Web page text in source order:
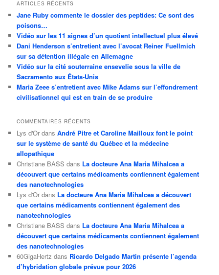
ARTICLES RÉCENTS
Jane Ruby commente le dossier des peptides: Ce sont des
poisons…
Vidéo sur les 11 signes d’un quotient intellectuel plus élevé
Dani Henderson s’entretient avec l’avocat Reiner Fuellmich
sur sa détention illégale en Allemagne
Vidéo sur la cité souterraine ensevelie sous la ville de
Sacramento aux États-Unis
Maria Zeee s’entretient avec Mike Adams sur l’effondrement
civilisationnel qui est en train de se produire
COMMENTAIRES RÉCENTS
Lys d'Or dansAndré Pitre et Caroline Mailloux font le point
sur le système de santé du Québec et la médecine
allopathique
Christiane BASS dans La docteure Ana Maria Mihalcea a
découvert que certains médicaments contiennent également
des nanotechnologies
Lys d'Or dans La docteure Ana Maria Mihalcea a découvert
que certains médicaments contiennent également des
nanotechnologies
Christiane BASS dans La docteure Ana Maria Mihalcea a
découvert que certains médicaments contiennent également
des nanotechnologies
60GigaHertz dans Ricardo Delgado Martin présente l’agenda
d’hybridation globale prévue pour 2026